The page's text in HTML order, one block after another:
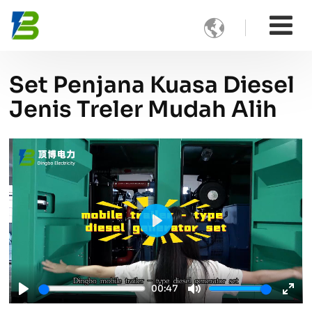

Set Penjana Kuasa Diesel
Jenis Treler Mudah Alih
Play
00:47
Mute
Play